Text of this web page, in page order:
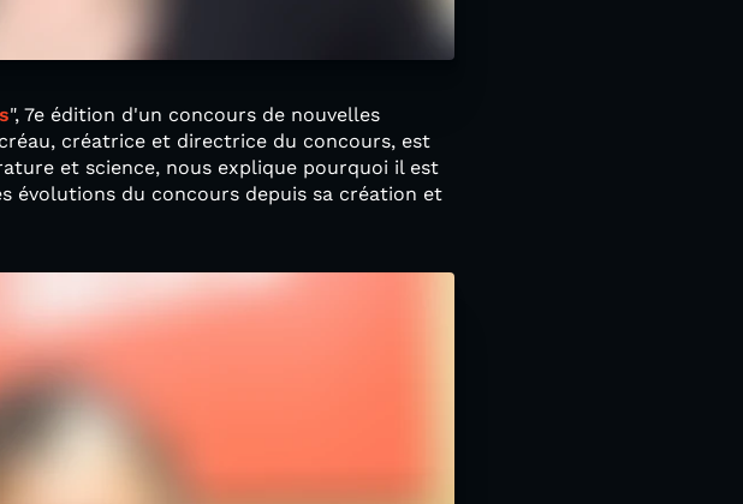
", 7e édition d'un concours de nouvelles
créatrice et directrice du concours, est
et science, nous explique pourquoi il est
évolutions du concours depuis sa création et